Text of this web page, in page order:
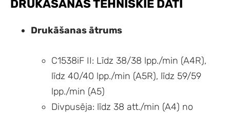
DRUKĀŠANAS TEHNISKIE DATI
Drukāšanas ātrums
C1538iF II: Līdz 38/38 lpp./min (A4R),
līdz 40/40 lpp./min (A5R), līdz 59/59
lpp./min (A5)
Divpusēja: līdz 38 att./min (A4) no